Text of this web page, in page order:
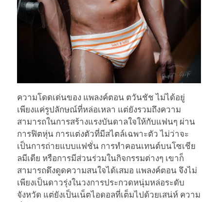
ความโดดเด่นของ แพลงค์ตอน ตวันชัช ไม่ได้อยู่
เพียงแค่รูปลักษณ์ที่หล่อเหลา แต่ยังรวมถึงความ
สามารถในการสร้างแรงบันดาลใจให้กับแฟนๆ ผ่าน
การฟิตหุ่น การแต่งตัวที่มีสไตล์เฉพาะตัว ไม่ว่าจะ
เป็นการถ่ายแบบแฟชั่น การทำคอนเทนต์บนโซเชีย
ลมีเดีย หรือการมีส่วนร่วมในกิจกรรมต่างๆ เขาก็
สามารถดึงดูดความสนใจได้เสมอ แพลงค์ตอน จึงไม่
เพียงเป็นดาวรุ่งในวงการประกวดหนุ่มหล่อระดับ
จังหวัด แต่ยังเป็นเน็ตไอดอลที่เต็มไปด้วยเสน่ห์ ความ